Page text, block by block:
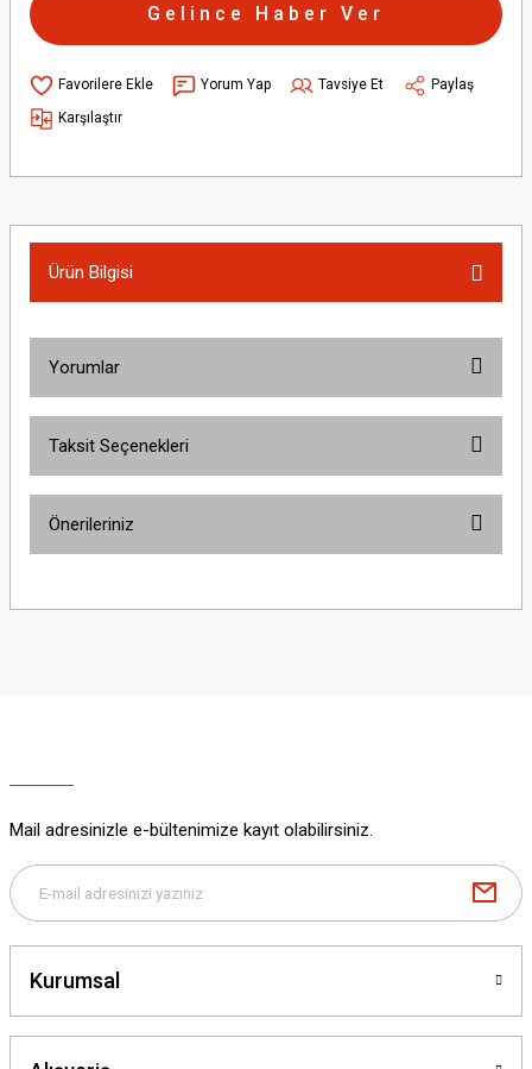
Gelince Haber Ver
Yorum Yap Tavsiye Et
Paylaş
Karşılaştır
Ürün Bilgisi
Yorumlar
Taksit Seçenekleri
Önerileriniz
Bu ürüne benzer farklı alternatifler olmalı.
Mail adresinizle e-bültenimize kayıt olabilirsiniz.
Kurumsal